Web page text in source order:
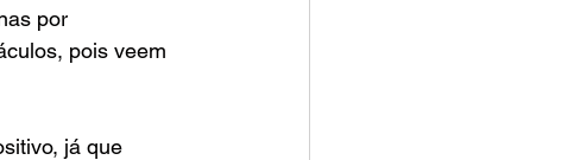
por
pois veem
já que